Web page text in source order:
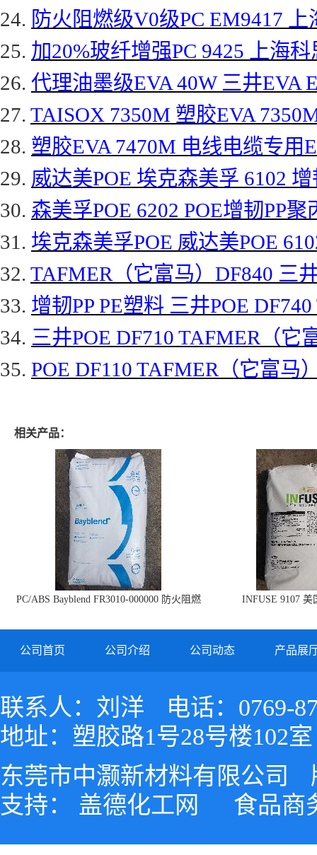
24. 防火阻燃级V0级PC EM9417 上
25. 加20%玻纤增强PC 9425 上海
26. 代理油墨级EVA 40W 三井EVA
27. TAISOX 7350M 塑胶EVA
28. 塑胶EVA 7470M 电线电缆专用
29. 威达美POE 埃克森美孚 6102 增
30. 森美孚POE 6202 POE增韧PP
31. 埃克森美孚POE 威达美POE
32. TAFMER（它富马）DF840 三
33. 增韧PP PE塑料 三井POE
34. 三井POE DF710 TAFMER（它
35. POE DF110 TAFMER（它富马
相关产品：
PC/ABS Bayblend FR3010-000000 防火阻燃
INFUSE 9107 美
公司首页 公司介绍 公司动态 产品展
联系人：刘洋
电话：0769-
地址：塑胶路1号28号楼102室
东莞市中灏新材料有限公司
支持： 盖德化工网 食品商